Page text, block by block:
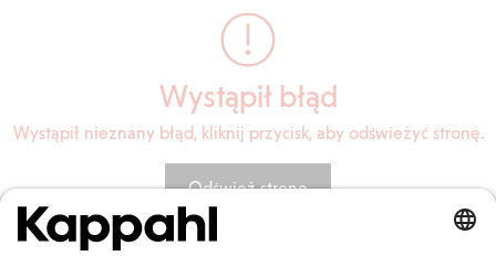
Wystąpił błąd
Wystąpił nieznany błąd, kliknij przycisk, aby odświeżyć stronę.
Odśwież stronę